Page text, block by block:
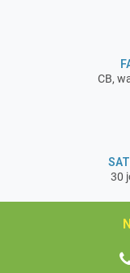
CB,
30